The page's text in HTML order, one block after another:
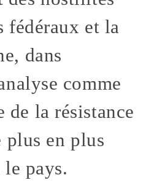
fédéraux et la
dans
comme
de la résistance
en plus
pays.